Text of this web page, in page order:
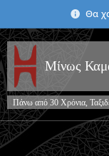
Θα
Μίνως
Πάνω από 30 Χρόνια,